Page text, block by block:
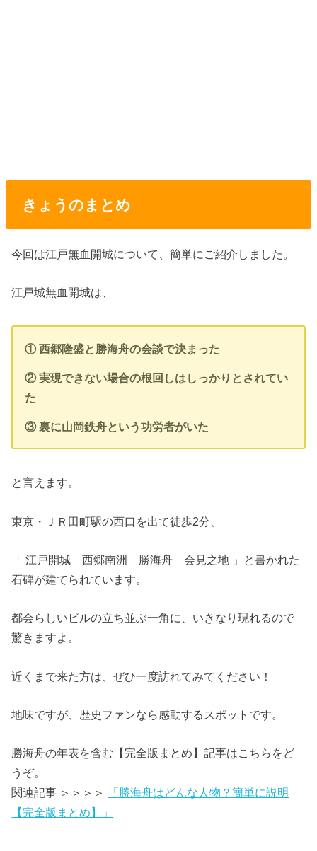
きょうのまとめ
今回は江戸無血開城について、簡単にご紹介しました。
江戸城無血開城は、
① 西郷隆盛と勝海舟の会談で決まった
② 実現できない場合の根回しはしっかりとされてい
た
③ 裏に山岡鉄舟という功労者がいた
と言えます。
東京・ＪＲ田町駅の西口を出て徒歩2分、
「 江戸開城 西郷南洲 勝海舟 会見之地 」と書かれた
石碑が建てられています。
都会らしいビルの立ち並ぶ一角に、いきなり現れるので
驚きますよ。
近くまで来た方は、ぜひ一度訪れてみてください！
地味ですが、歴史ファンなら感動するスポットです。
勝海舟の年表を含む【完全版まとめ】記事はこちらをど
うぞ。
関連記事 ＞＞＞＞
「勝海舟はどんな人物？簡単に説明
【完全版まとめ】」